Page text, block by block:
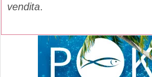
vendita.